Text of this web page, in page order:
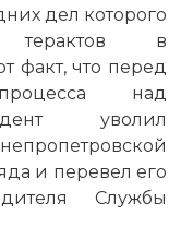
дел которого
терактов в
факт, что перед
над
уволил
и перевел его
Службы